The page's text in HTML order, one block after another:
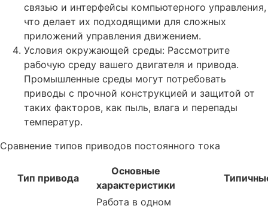
связью и интерфейсы компьютерного управления,
что делает их подходящими для сложных
приложений управления движением.
Условия окружающей среды: Рассмотрите
рабочую среду вашего двигателя и привода.
Промышленные среды могут потребовать
приводы с прочной конструкцией и защитой от
таких факторов, как пыль, влага и перепады
температур.
Сравнение типов приводов постоянного тока
Тип привода
Основные
характеристики
Работа в одном